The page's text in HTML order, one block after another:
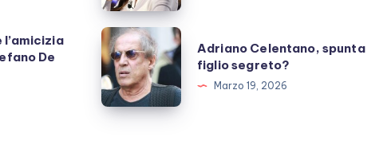
ora
dopo
il
ricovero
l’amicizia
De
Adriano
Celentano,
spunta
figlio
Adriano Celentano, spunta
figlio segreto?
Marzo 19, 2026